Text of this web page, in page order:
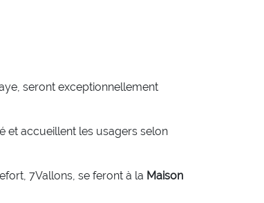
seront exceptionnellement
et accueillent les usagers selon
7Vallons, se feront à la Maison